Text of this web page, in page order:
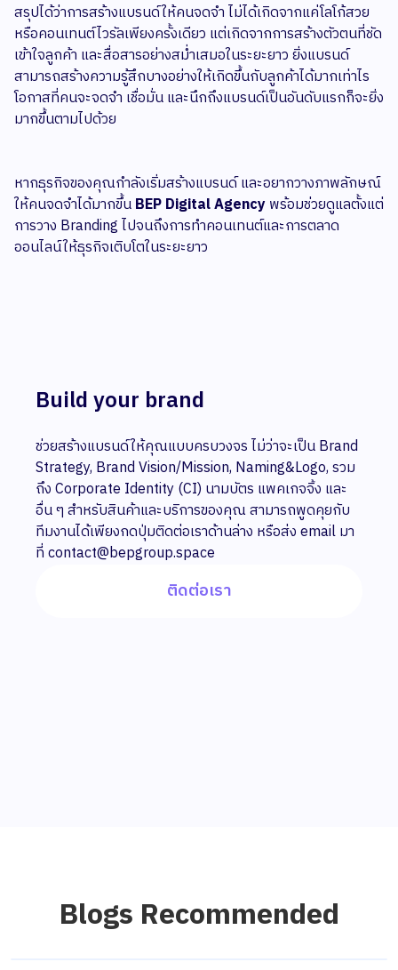
สรุปได้ว่าการสร้างแบรนด์ให้คนจดจำ ไม่ได้เกิดจากแค่โลโก้สวย
หรือคอนเทนต์ไวรัลเพียงครั้งเดียว แต่เกิดจากการสร้างตัวตนที่ชัด
เข้าใจลูกค้า และสื่อสารอย่างสม่ำเสมอในระยะยาว ยิ่งแบรนด์
สามารถสร้างความรู้สึกบางอย่างให้เกิดขึ้นกับลูกค้าได้มากเท่าไร
โอกาสที่คนจะจดจำ เชื่อมั่น และนึกถึงแบรนด์เป็นอันดับแรกก็จะยิ่ง
มากขึ้นตามไปด้วย
หากธุรกิจของคุณกำลังเริ่มสร้างแบรนด์ และอยากวางภาพลักษณ์
ให้คนจดจำได้มากขึ้นBEP Digital Agencyพร้อมช่วยดูแลตั้งแต่
การวาง Branding ไปจนถึงการทำคอนเทนต์และการตลาด
ออนไลน์ให้ธุรกิจเติบโตในระยะยาว
Build your brand
ช่วยสร้างแบรนด์ให้คุณแบบครบวงจร ไม่ว่าจะเป็น Brand
Strategy, Brand Vision/Mission, Naming&Logo, รวม
ถึง Corporate Identity (CI) นามบัตร แพคเกจจิ้ง และ
อื่น ๆ สำหรับสินค้าและบริการของคุณ สามารถพูดคุยกับ
ทีมงานได้เพียงกดปุ่มติดต่อเราด้านล่าง หรือส่ง email มา
ที่ contact@bepgroup.space
ติดต่อเรา
Blogs Recommended